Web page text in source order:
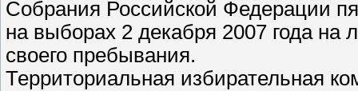
Собрания Российской Федерации
на выборах 2 декабря 2007 года на
своего пребывания.
Территориальная избирательная